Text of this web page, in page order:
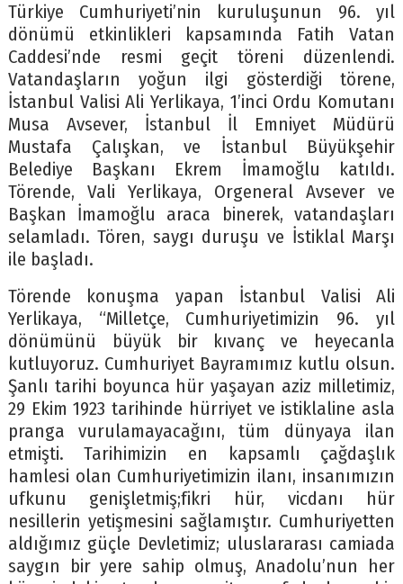
Türkiye Cumhuriyeti’nin kuruluşunun 96. yıl
dönümü etkinlikleri kapsamında Fatih Vatan
Caddesi’nde resmi geçit töreni düzenlendi.
Vatandaşların yoğun ilgi gösterdiği törene,
İstanbul Valisi Ali Yerlikaya, 1’inci Ordu Komutanı
Musa Avsever, İstanbul İl Emniyet Müdürü
Mustafa Çalışkan, ve İstanbul Büyükşehir
Belediye Başkanı Ekrem İmamoğlu katıldı.
Törende, Vali Yerlikaya, Orgeneral Avsever ve
Başkan İmamoğlu araca binerek, vatandaşları
selamladı. Tören, saygı duruşu ve İstiklal Marşı
ile başladı.
Törende konuşma yapan İstanbul Valisi Ali
Yerlikaya, “Milletçe, Cumhuriyetimizin 96. yıl
dönümünü büyük bir kıvanç ve heyecanla
kutluyoruz. Cumhuriyet Bayramımız kutlu olsun.
Şanlı tarihi boyunca hür yaşayan aziz milletimiz,
29 Ekim 1923 tarihinde hürriyet ve istiklaline asla
pranga vurulamayacağını, tüm dünyaya ilan
etmişti. Tarihimizin en kapsamlı çağdaşlık
hamlesi olan Cumhuriyetimizin ilanı, insanımızın
ufkunu genişletmiş;fikri hür, vicdanı hür
nesillerin yetişmesini sağlamıştır. Cumhuriyetten
aldığımız güçle Devletimiz; uluslararası camiada
saygın bir yere sahip olmuş, Anadolu’nun her